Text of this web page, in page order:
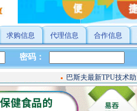
求购信息 代理信息 合作信息
巴斯夫最新TPU技术助力......